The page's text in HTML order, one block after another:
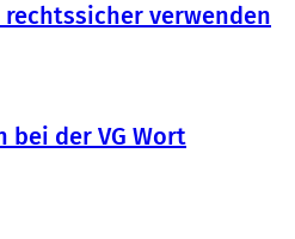
rechtssicher verwenden
bei der VG Wort